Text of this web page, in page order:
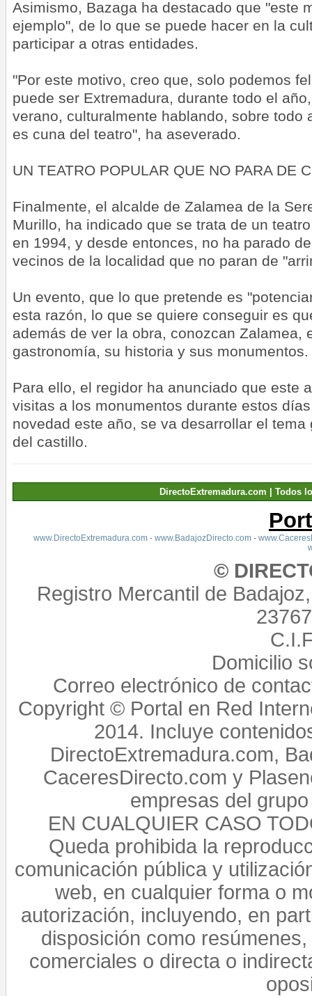
Asimismo, Bazaga ha destacado que "este
ejemplo", de lo que se puede hacer en la
participar a otras entidades.
"Por este motivo, creo que, solo podemos
puede ser Extremadura, durante todo el
verano, culturalmente hablando, sobre todo
es cuna del teatro", ha aseverado.
UN TEATRO POPULAR QUE NO PARA DE
Finalmente, el alcalde de Zalamea de la
Murillo, ha indicado que se trata de un
en 1994, y desde entonces, no ha parado
vecinos de la localidad que no paran de
Un evento, que lo que pretende es
esta razón, lo que se quiere conseguir es
además de ver la obra, conozcan Zalamea,
gastronomía, su historia y sus monumentos.
Para ello, el regidor ha anunciado que este
visitas a los monumentos durante estos
novedad este año, se va desarrollar el tema
del castillo.
DirectoExtremadura.com | Todos
www.DirectoExtremadura.com- www.BadajozDirecto.com-
©
Registro Mercantil de
Domicilio
Correo electrónico de
Copyright © Portal en Red
2014. Incluye
DirectoExtremadura.com,
CaceresDirecto.com y
empresas del
EN CUALQUIER CASO
Queda prohibida la
comunicación pública y
web, en cualquier forma o
autorización, incluyendo, en
disposición como
comerciales o directa o